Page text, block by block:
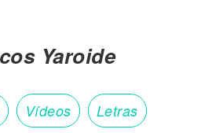
Yaroide
Vídeos Letras